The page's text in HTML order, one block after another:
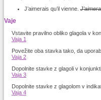
J’aimerais qu’il vienne.
Vaje
Vstavite pravilno obliko glagola v
Vaja 1
Povežite oba stavka tako, da
Vaja 2
Dopolnite stavke z glagoli v
Vaja 3
Dopolnite stavke z glagolom v
Vaja 4